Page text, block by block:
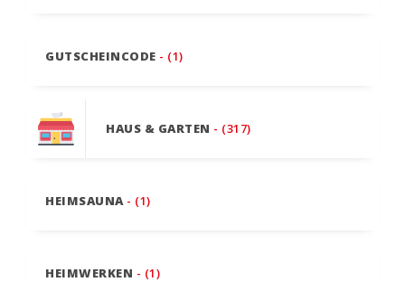
GUTSCHEINCODE - (1)
HAUS & GARTEN - (317)
HEIMSAUNA - (1)
HEIMWERKEN - (1)